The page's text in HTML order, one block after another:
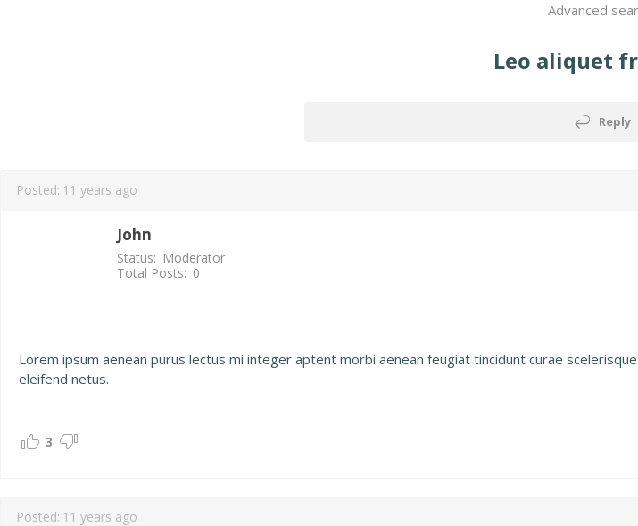
Advanced
Leo aliquet
Reply
Posted: 11 years ago
John
Status: Moderator
Total Posts: 0
Lorem ipsum aenean purus lectus mi integer aptent morbi aenean feugiat tincidunt curae
eleifend netus.
3
Posted: 11 years ago